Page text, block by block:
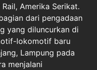
Amerika Serikat.
dari pengadaan
yang diluncurkan di
lokomotif baru
Lampung pada
menjalani